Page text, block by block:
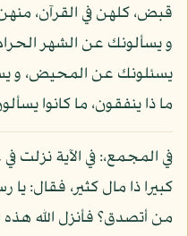
قبض، كلهن في القرآن،
و يسألونك عن الشهر
يسئلونك عن المحيض، و
ما ذا ينفقون، ما كانوا
في المجمع،: في الآية
كبيرا ذا مال كثير، فقال:
من أتصدق؟ فأنزل الله هذه